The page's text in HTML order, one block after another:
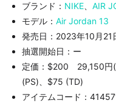
ブランド： NIKE
AIR
モデル： Air Jordan 13
発売日：2023年10月21
抽選開始日：ー
定価：$200 29,150円
(PS)、$75 (TD)
アイテムコード：